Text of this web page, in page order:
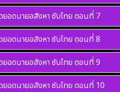
ดนายอสังหา ซับไทยตอนที่ 7
ดนายอสังหา ซับไทยตอนที่ 8
ดนายอสังหา ซับไทยตอนที่ 9
ดนายอสังหา ซับไทยตอนที่ 10